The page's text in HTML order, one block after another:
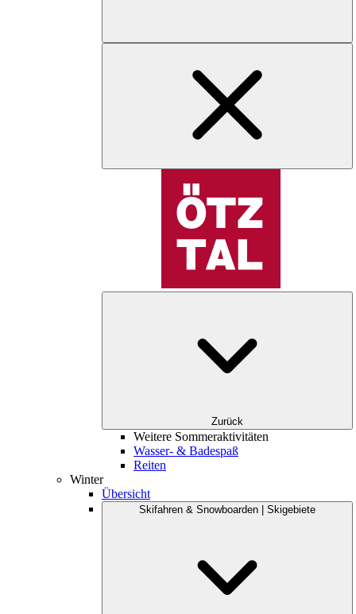
Zurück
Weitere Sommeraktivitäten
Wasser- & Badespaß
Reiten
Winter
Übersicht
Skifahren & Snowboarden | Skigebiete